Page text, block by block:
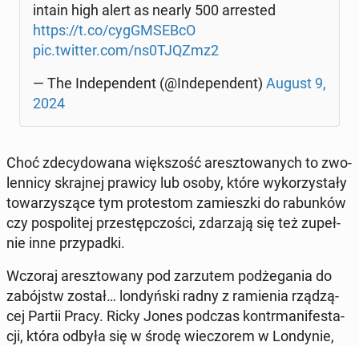
in­ta­in high alert as nearly 500 ar­re­sted
https://t.co/cyg­GM­SEB­cO
pic.twitter.com/ns0TJQZmz2
— The In­de­pen­dent (@In­de­pen­dent) August 9,
2024
Choć zde­cy­do­wa­na więk­szość aresz­to­wa­nych to zwo­
len­ni­cy skraj­nej prawicy lub osoby, które wy­ko­rzy­sta­ły
to­wa­rzy­szą­ce tym pro­te­stom za­miesz­ki do ra­bun­ków
czy po­spo­li­tej prze­stęp­czo­ści, zda­rza­ją się też zu­peł­
nie inne przy­pad­ki.
Wczoraj aresz­to­wa­ny pod za­rzu­tem pod­że­ga­nia do
za­bójstw został… lon­dyń­ski radny z ra­mie­nia rzą­dzą­
cej Partii Pracy. Ricky Jones podczas kontr­ma­ni­fe­sta­
cji, która odbyła się w środę wie­czo­rem w Lon­dy­nie,